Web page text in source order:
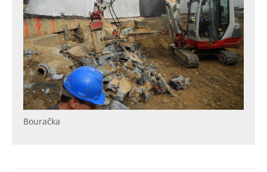
Bouračka